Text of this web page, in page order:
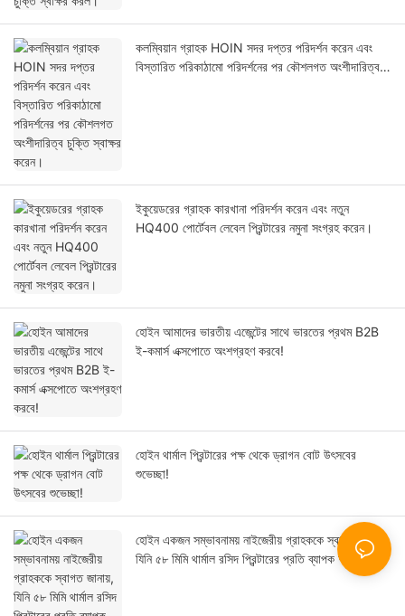
কলম্বিয়ান গ্রাহক HOIN সদর দপ্তর পরিদর্শন করেন এবং
বিস্তারিত পরিকাঠামো পরিদর্শনের পর কৌশলগত অংশীদারিত্ব
ইকুয়েডরের গ্রাহক কারখানা পরিদর্শন করেন এবং নতুন
HQ400 পোর্টেবল লেবেল প্রিন্টারের নমুনা সংগ্রহ করেন।
হোইন আমাদের ভারতীয় এজেন্টের সাথে ভারতের প্রথম B2B
ই-কমার্স এক্সপোতে অংশগ্রহণ করবে!
হোইন থার্মাল প্রিন্টারের পক্ষ থেকে ড্রাগন বোট উৎসবের
শুভেচ্ছা!
হোইন একজন সম্ভাবনাময় নাইজেরীয় গ্রাহককে স্বাগত জানায়,
যিনি ৫৮ মিমি থার্মাল রসিদ প্রিন্টারের প্রতি ব্যাপক আগ্রহ